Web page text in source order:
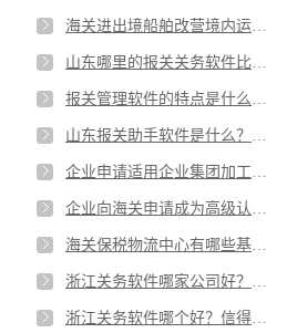
海关进出境船舶改营境内运输监管有关事项的公告？江西南昌有关务顾问服务辅导符合监管要求吗？
山东哪里的报关关务软件比较好？济南关务系统报关费用怎样算？
报关管理软件的特点是什么？山东青岛进出口报关软件哪家公司的好用？
山东报关助手软件是什么？云报关软件有哪些？报关行关务软件哪里有？
企业申请适用企业集团加工贸易监管模式，对企业有什么要求？长沙加工贸易关务管理系统怎么选辅导公司？
企业向海关申请成为高级认证企业流程有哪些？湖南长沙aeo认证报关信息系统辅导有哪些服务类型？
海关保税物流中心有哪些基本情况？湖南长沙关务顾问服务的类别满足企业的需求吗？
浙江关务软件哪家公司好？报关系统售后怎样？报关管理软件要多少钱？
浙江关务软件哪个好？信得过的关务系统有？有报关软件开发服务吗？